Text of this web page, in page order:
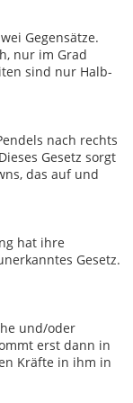
Gegensätze.
nur im Grad
sind nur Halb-
nach rechts
Gesetz sorgt
das auf und
hat ihre
Gesetz.
und/oder
erst dann in
Kräfte in ihm in